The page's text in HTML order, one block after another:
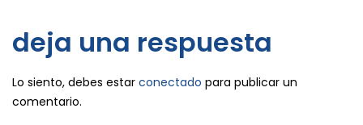
deja una respuesta
Lo siento, debes estar conectado para publicar un
comentario.